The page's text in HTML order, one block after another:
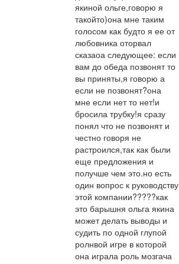
якиной ольге,говорю я
такойто)она мне таким
голосом как будто я ее от
любовника оторвал
сказаоа следующее: если
вам до обеда позвонят то
вы приняты,я говорю а
если не позвонят?она
мне если нет то нет!и
бросила трубку!я сразу
понял что не позвонят и
честно говоря не
растроился,так как были
еще предложения и
получше чем это.но есть
один вопрос к руководству
этой компании?????как
это барышня ольга якина
может делать выводы и
судить по одной глупой
ролнвой игре в которой
она играла роль мозгача